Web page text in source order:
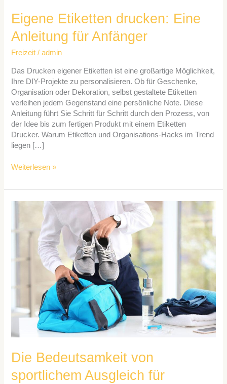
Eigene Etiketten drucken: Eine
Anleitung für Anfänger
Freizeit /admin
Das Drucken eigener Etiketten ist eine großartige Möglichkeit,
Ihre DIY-Projekte zu personalisieren. Ob für Geschenke,
Organisation oder Dekoration, selbst gestaltete Etiketten
verleihen jedem Gegenstand eine persönliche Note. Diese
Anleitung führt Sie Schritt für Schritt durch den Prozess, von
der Idee bis zum fertigen Produkt mit einem Etiketten
Drucker. Warum Etiketten und Organisations-Hacks im Trend
liegen […]
Weiterlesen »
Die Bedeutsamkeit von
sportlichem Ausgleich für
Bedeutsamkeit
sportlichem
Ausgleich
für
Büroangestellte